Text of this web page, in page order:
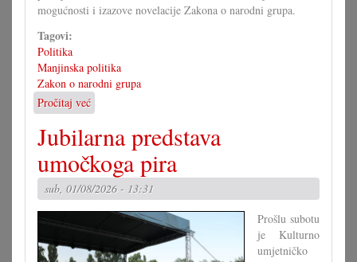
mogućnosti i izazove novelacije Zakona o narodni grupa.
Tagovi:
Politika
Manjinska politika
Zakon o narodni grupa
Pročitaj već
Kako
bi
morao
izgledati
Zakon
o
narodni
grupa?
(II)
Jubilarna predstava
umočkoga pira
sub, 01/08/2026 - 13:31
Prošlu subotu
je Kulturno
umjetničko